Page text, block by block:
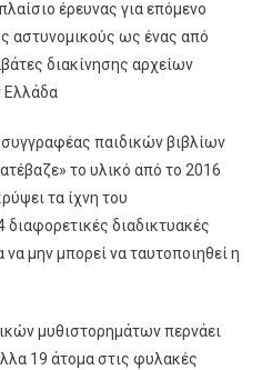
έρευνας για επόμενο
αστυνομικούς ως ένας από
διακίνησης αρχείων
Ελλάδα
συγγραφέας παιδικών βιβλίων
το υλικό από το 2016
τα ίχνη του
διαδικτυακές
μην μπορεί να ταυτοποιηθεί η
μυθιστορημάτων περνάει
19 άτομα στις φυλακές